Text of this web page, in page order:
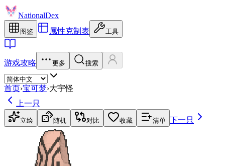
NationalDex
图鉴 属性克制表 工具
游戏攻略 更多 搜索
首页›宝可梦›大宇怪
上一只
立绘 随机 对比 收藏 清单 下一只